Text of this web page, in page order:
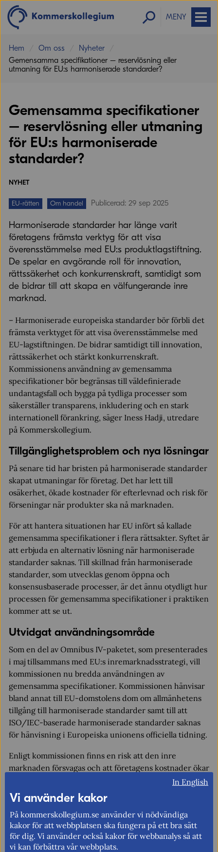
MENY
Hem Om oss
Nyheter
Gemensamma specifikationer – reservlösning eller
utmaning för EU:s harmoniserade standarder?
Gemensamma specifikationer
– reservlösning eller utmaning
för EU:s harmoniserade
standarder?
NYHET
EU-rätten Om handel Publicerad: 29 sep 2025
Harmoniserade standarder har länge varit
företagens främsta verktyg för att visa
överensstämmelse med EU:s produktlagstiftning.
De spelar en avgörande roll för innovation,
rättssäkerhet och konkurrenskraft, samtidigt som
de bidrar till att skapa en välfungerande inre
marknad.
– Harmoniserade europeiska standarder bör förbli det
främsta verktyget för att visa överensstämmelse med
EU-lagstiftningen. De bidrar samtidigt till innovation,
rättssäkerhet och stärkt konkurrenskraft.
Kommissionens användning av gemensamma
specifikationer bör begränsas till väldefinierade
undantagsfall och bygga på tydliga processer som
säkerställer transparens, inkludering och en stark
internationell förankring, säger Iness Hadji, utredare
på Kommerskollegium.
Tillgänglighetsproblem och nya lösningar
På senare tid har bristen på harmoniserade standarder
skapat utmaningar för företag. Det har lett till
osäkerhet, ökade kostnader för efterlevnad och risk för
förseningar när produkter ska nå marknaden.
För att hantera situationen har EU infört så kallade
gemensamma specifikationer i flera rättsakter. Syftet är
att erbjuda en alternativ lösning när harmoniserade
standarder saknas. Till skillnad från harmoniserade
standarder, som utvecklas genom öppna och
konsensusbaserade processer, är det ännu otydligt hur
processen för gemensamma specifikationer i praktiken
kommer att se ut.
Utvidgat användningsområde
Som en del av Omnibus IV-paketet, som presenterades
i maj tillsammans med EU:s inremarknadsstrategi, vill
kommissionen nu bredda användningen av
gemensamma specifikationer. Kommissionen hänvisar
bland annat till EU-domstolens dom om allmänhetens
tillgång till harmoniserade standarder samt till att
ISO/IEC-baserade harmoniserade standarder saknas
för hänvisning i Europeiska unionens officiella tidning.
Enligt kommissionen finns en risk att den inre
marknaden försvagas och att företagens kostnader ökar
Läs sammanfattningen och ladda ner analysen på
engelska.
Fler nyheter
In English
Vi använder kakor
På kommerskollegium.se använder vi nödvändiga
kakor för att webbplatsen ska fungera på ett bra sätt
för dig. Vi använder också kakor för webbanalys så att
vi kan förbättra vår webbplats.